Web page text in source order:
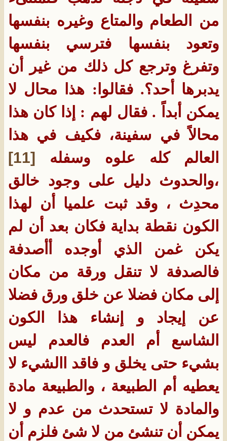
من الطعام والمتاع وغيره بنفسها
وتعود بنفسها فترسي بنفسها
وتفرغ وترجع كل ذلك من غير أن
يدبرها أحد؟. فقالوا: هذا محال لا
يمكن أبداً . فقال لهم : إذا كان هذا
محالاً في سفينة، فكيف في هذا
العالم كله علوه وسفله
[11]
،والحدوث دليل على وجود خالق
محدِث ، وقد ثبت علميا أن لهذا
الكون نقطة بداية فكان بعد أن لم
يكن غمن الذي أوجده أأصدفة
فالصدفة لا تنقل ورقة من مكان
إلى مكان فضلا عن خلق ورق فضلا
عن إيجاد و إنشاء هذا الكون
الشاسع أم العدم فالعدم ليس
بشيء حتى يخلق و فاقد االشيء لا
يعطيه أم الطبيعة ، والطبيعة مادة
والمادة لا تستحدث من عدم و لا
يمكن أن تنشئ من لا شئ فلزم أن